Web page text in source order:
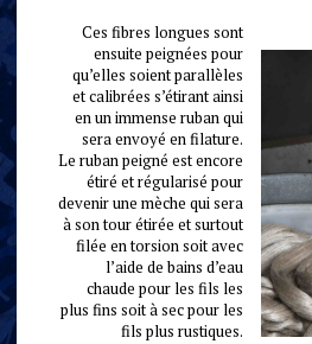
Ces fibres longues sont
ensuite peignées pour
qu’elles soient parallèles
et calibrées s’étirant ainsi
en un immense ruban qui
sera envoyé en filature.
Le ruban peigné est encore
étiré et régularisé pour
devenir une mèche qui sera
à son tour étirée et surtout
filée en torsion soit avec
l’aide de bains d’eau
chaude pour les fils les
plus fins soit à sec pour les
fils plus rustiques.